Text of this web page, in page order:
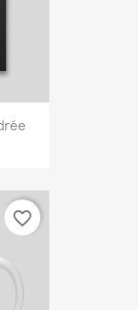
favorite_border